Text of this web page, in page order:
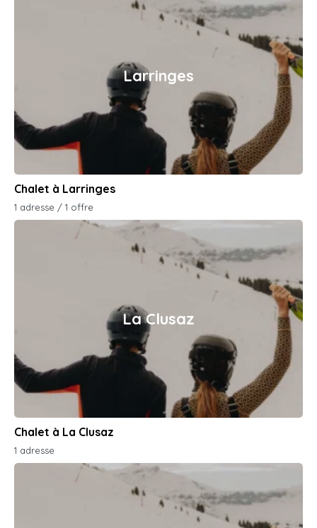
Larringes
Chalet à Larringes
1 adresse / 1 offre
La Clusaz
Chalet à La Clusaz
1 adresse